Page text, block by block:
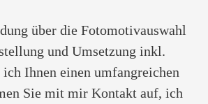
über die Fotomotivauswahl
und Umsetzung inkl.
Ihnen einen umfangreichen
Sie mit mir Kontakt auf, ich